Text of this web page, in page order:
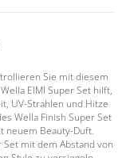
Sie mit diesem
EIMI Super Set hilft,
UV-Strahlen und Hitze
Wella Finish Super Set
neuem Beauty-Duft.
Set mit dem Abstand von